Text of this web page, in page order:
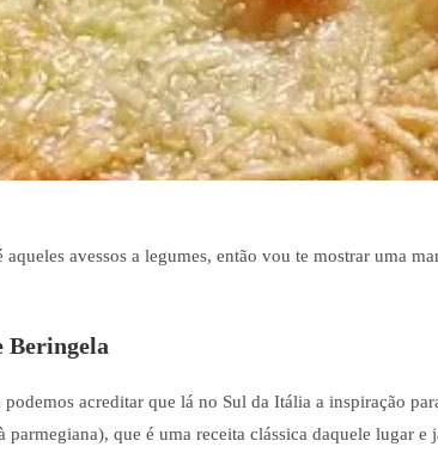
avessos a legumes, então vou te mostrar uma
Beringela
acreditar que lá no Sul da Itália a inspiração
parmegiana), que é uma receita clássica daquele lugar e